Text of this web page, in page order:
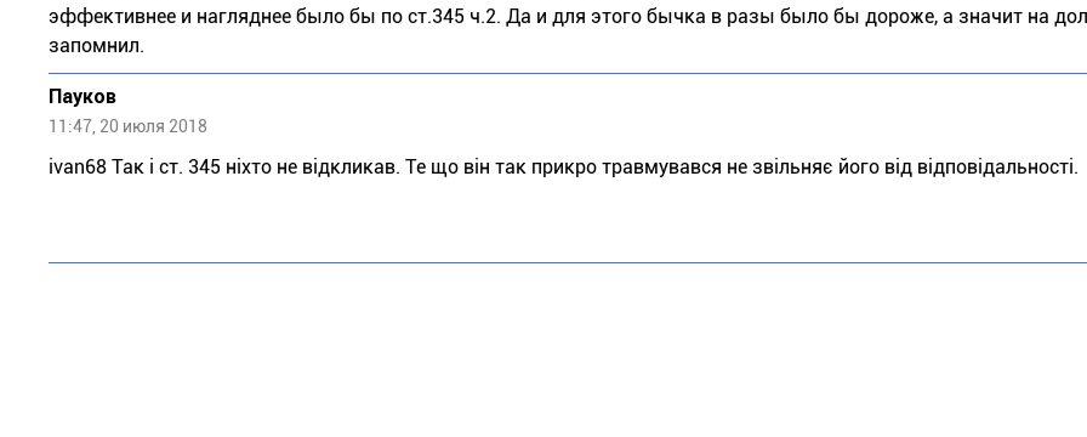
эффективнее и нагляднее было бы по ст.345 ч.2. Да и для этого бычка в разы было бы дороже, а значит на
запомнил.
Пауков
11:47, 20 июля 2018
ivan68 Так і ст. 345 ніхто не відкликав. Те що він так прикро травмувався не звільняє його від відповідальності.